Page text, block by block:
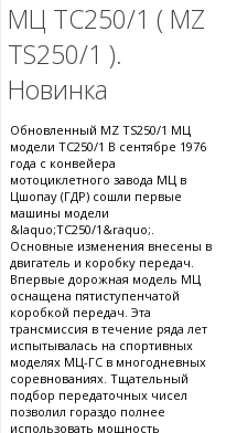
МЦ ТС250/1 ( MZ
TS250/1 ).
Новинка
Обновленный MZ TS250/1 МЦ
модели ТС250/1 В сентябре 1976
года с конвейера
мотоциклетного завода МЦ в
Цшопау (ГДР) сошли первые
машины модели
&laquo;ТС250/1&raquo;.
Основные изменения внесены в
двигатель и коробку передач.
Впервые дорожная модель МЦ
оснащена пятиступенчатой
коробкой передач. Эта
трансмиссия в течение ряда лет
испытывалась на спортивных
моделях МЦ-ГС в многодневных
соревнованиях. Тщательный
подбор передаточных чисел
позволил гораздо полнее
использовать мощность